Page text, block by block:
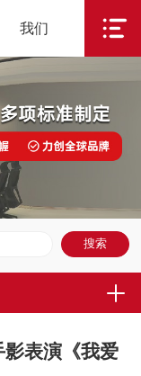
我们
表演《我爱